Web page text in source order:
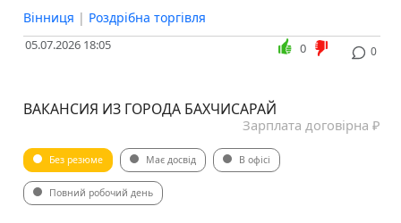
Вінниця | Роздрібна торгівля
05.07.2026 18:05 0
0
ВАКАНСИЯ ИЗ ГОРОДА БАХЧИСАРАЙ
Зарплата договірна ₽
Без резюме Має досвід В офісі
Повний робочий день